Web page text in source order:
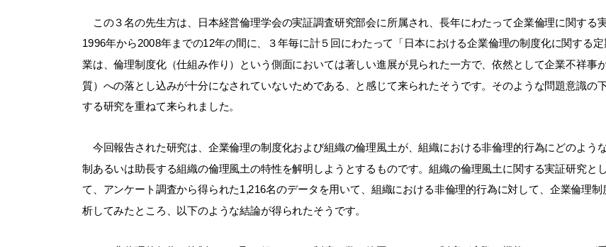
この３名の先生方は、日本経営倫理学会の実証調査研究部会に所属され、長年にわたって企業倫理に関する
1996年から2008年までの12年の間に、３年毎に計５回にわたって「日本における企業倫理の制度化に関する
業は、倫理制度化（仕組み作り）という側面においては著しい進展が見られた一方で、依然として企業不祥事
質）への落とし込みが十分になされていないためである、と感じて来られたそうです。そのような問題意識の
する研究を重ねて来られました。
今回報告された研究は、企業倫理の制度化および組織の倫理風土が、組織における非倫理的行為にどのよう
制あるいは助長する組織の倫理風土の特性を解明しようとするものです。組織の倫理風土に関する実証研究と
て、アンケート調査から得られた1,216名のデータを用いて、組織における非倫理的行為に対して、企業倫理
析してみたところ、以下のような結論が得られたそうです。